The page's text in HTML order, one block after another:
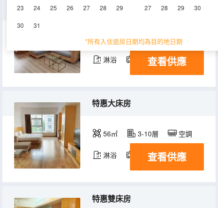
23 24 25 26 27 28 29
30 31
27 28 29 30
*所有入住退房日期均為目的地日期
56㎡ 3-10層 空調
淋浴 電視機 冰箱
查看供應
特惠大床房
56㎡ 3-10層 空調
淋浴 電視機
查看供應
特惠雙床房